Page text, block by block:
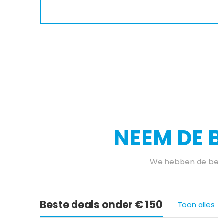
NEEM DE
We hebben de
Beste deals onder € 150 Toon alles